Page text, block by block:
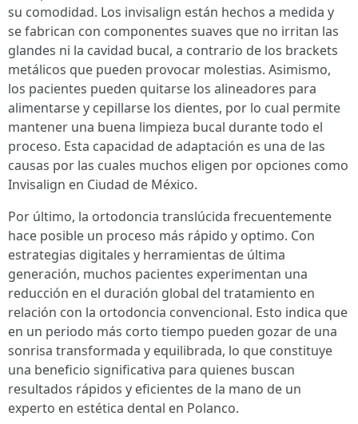
su comodidad. Los invisalign están hechos a medida y
se fabrican con componentes suaves que no irritan las
glandes ni la cavidad bucal, a contrario de los brackets
metálicos que pueden provocar molestias. Asimismo,
los pacientes pueden quitarse los alineadores para
alimentarse y cepillarse los dientes, por lo cual permite
mantener una buena limpieza bucal durante todo el
proceso. Esta capacidad de adaptación es una de las
causas por las cuales muchos eligen por opciones como
Invisalign en Ciudad de México.
Por último, la ortodoncia translúcida frecuentemente
hace posible un proceso más rápido y optimo. Con
estrategias digitales y herramientas de última
generación, muchos pacientes experimentan una
reducción en el duración global del tratamiento en
relación con la ortodoncia convencional. Esto indica que
en un periodo más corto tiempo pueden gozar de una
sonrisa transformada y equilibrada, lo que constituye
una beneficio significativa para quienes buscan
resultados rápidos y eficientes de la mano de un
experto en estética dental en Polanco.